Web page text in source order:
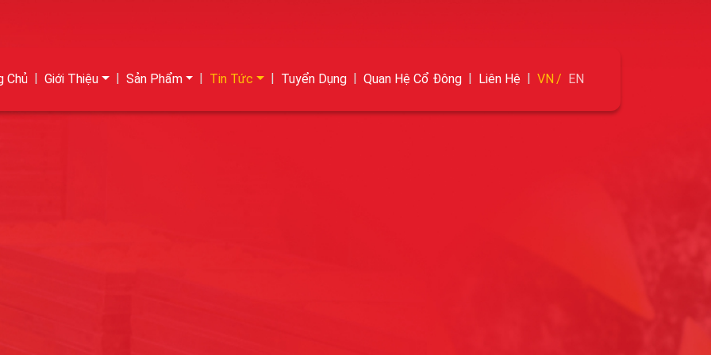
Chủ Giới Thiệu Sản Phẩm Tin Tức Tuyển Dụng Quan Hệ Cổ Đông Liên Hệ VN EN